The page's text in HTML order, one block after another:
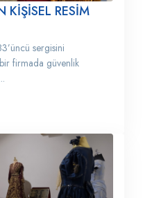
KİŞİSEL RESİM
sergisini
firmada güvenlik